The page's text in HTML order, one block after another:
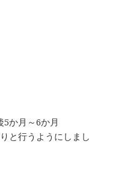
か月～6か月
と行うようにしまし